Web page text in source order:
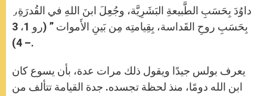
بِحَسَبِ روحِ القَداسة، بِقِيامتِه مِن بَينِ الأَموات ” (رو 1، 3
– 4).
يعرف بولس جيدًا ويقول ذلك مرات عدة، بأن يسوع كان
ابن الله دومًا، منذ لحظة تجسده. جدة القيامة تتألف من